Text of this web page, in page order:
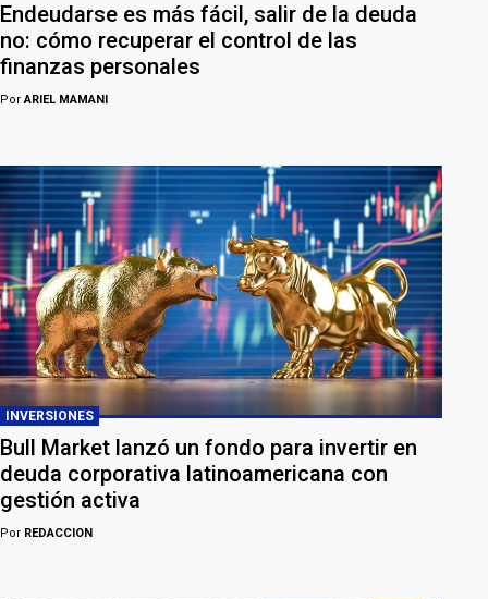
Endeudarse es más fácil, salir de la deuda
no: cómo recuperar el control de las
finanzas personales
PorARIEL MAMANI
INVERSIONES
Bull Market lanzó un fondo para invertir en
deuda corporativa latinoamericana con
gestión activa
Por REDACCION